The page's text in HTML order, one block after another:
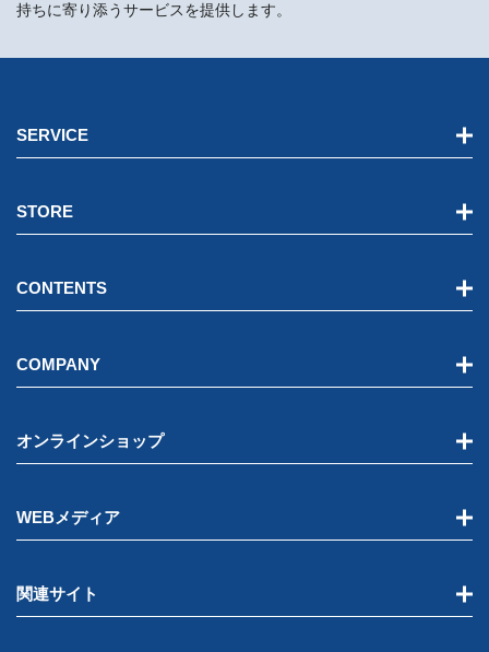
持ちに寄り添うサービスを提供します。
SERVICE
STORE
CONTENTS
COMPANY
オンラインショップ
WEBメディア
関連サイト